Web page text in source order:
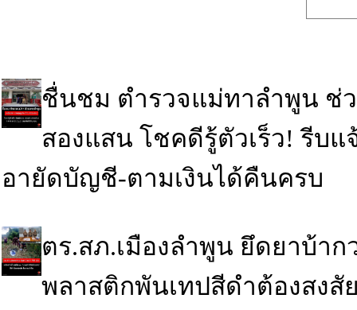
ชื่นชม ตำรวจแม่ทาลำพูน ช่
สองแสน โชคดีรู้ตัวเร็ว! รีบแ
อายัดบัญชี-ตามเงินได้คืนครบ
ตร.สภ.เมืองลำพูน ยึดยาบ้าก
พลาสติกพันเทปสีดำต้องสงสั